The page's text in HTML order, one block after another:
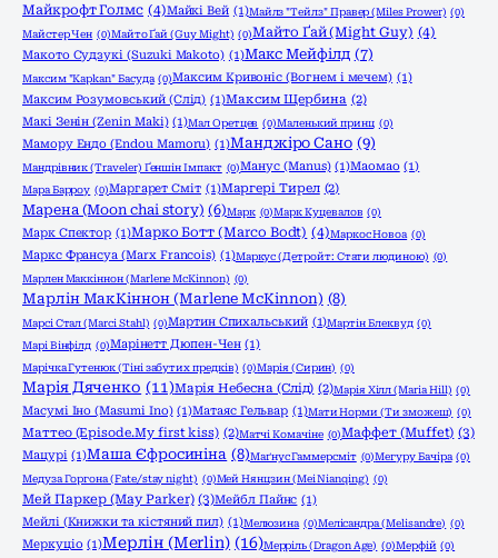
Майкрофт Голмс (4)Майкі Вей (1)Майлз "Тейлз" Правер (Miles Prower) (0)
Майстер Чен (0)Майто Ґай (Guy Might) (0)Майто Ґай (Might Guy) (4)
Макото Судзукі (Suzuki Makoto) (1)Макс Мейфілд (7)
Максим "Kapkan" Басуда (0)Максим Кривоніс (Вогнем і мечем) (1)
Максим Розумовський (Слід) (1)Максим Щербина (2)
Макі Зенін (Zenin Maki) (1)Мал Оретцев (0)Маленький принц (0)
Мамору Ендо (Endou Mamoru) (1)Манджіро Сано (9)
Мандрівник (Traveler) Ґеншін Імпакт (0)Манус (Manus) (1)Маомао (1)
Мара Барроу (0)Маргарет Сміт (1)Маргері Тирел (2)
Марена (Moon chai story) (6)Марк (0)Марк Куцевалов (0)
Марк Спектор (1)Марко Ботт (Marco Bodt) (4)Маркос Новоа (0)
Маркс Франсуа (Marx Francois) (1)Маркус (Детройт: Стати людиною) (0)
Марлен Маккіннон (Marlene McKinnon) (0)
Марлін МакКіннон (Marlene McKinnon) (8)
Марсі Стал (Marci Stahl) (0)Мартин Спихальський (1)Мартін Блеквуд (0)
Марі Вінфілд (0)Марінетт Дюпен-Чен (1)
Марічка Гутенюк (Тіні забутих предків) (0)Марія (Сирин) (0)
Марія Дяченко (11)Марія Небесна (Слід) (2)Марія Хілл (Maria Hill) (0)
Масумі Іно (Masumi Ino) (1)Матаяс Гельвар (1)Мати Норми (Ти зможеш) (0)
Маттео (Episode.My first kiss) (2)Матчі Комачіне (0)Маффет (Muffet) (3)
Мацурі (1)Маша Єфросиніна (8)Маґнус Гаммерсміт (0)Мегуру Бачіра (0)
Медуза Горгона (Fate/stay night) (0)Мей Нянцзин (Mei Nianqing) (0)
Мей Паркер (May Parker) (3)Мейбл Пайнс (1)
Мейлі (Книжки та кістяний пил) (1)Мелюзина (0)Мелісандра (Melisandre) (0)
Меркуціо (1)Мерлін (Merlin) (16)Мерріль (Dragon Age) (0)Мерфій (0)